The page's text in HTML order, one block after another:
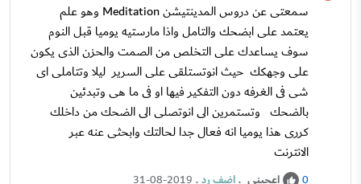
سمعتى عن دروس المدينتيشن Meditation وهو علم
يعتمد على ابضحك والتامل واذا مارستيه يوميا قبل النوم
سوف يساعدك على التخلص من الصمت والحزن الذى يكون
على وجهكك حيث انوتستلقى على السرير ليلا وتتاملى اى
شى فى الغرفه دون التفكير فيها او فى ما هى وتبدئين
بالضحك وتستمرين الى انوتصلى الى الضحك من داخلك
كررى هذا يوميا انه فعال جدا لحالتك وابحثى عنه عبر
الانترنت
0 اعجبني .اضف رد.
31-08-2019